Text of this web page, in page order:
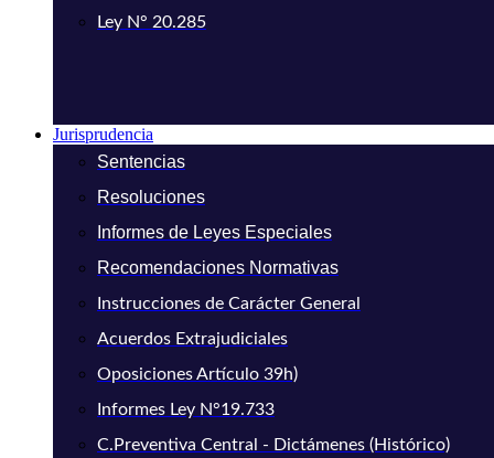
Ley N° 20.285
Jurisprudencia
Sentencias
Resoluciones
Informes de Leyes Especiales
Recomendaciones Normativas
Instrucciones de Carácter General
Acuerdos Extrajudiciales
Oposiciones Artículo 39h)
Informes Ley N°19.733
C.Preventiva Central - Dictámenes (Histórico)